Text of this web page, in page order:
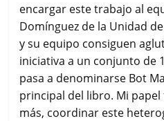
encargar este trabajo al
Domínguez de la Unidad
y su equipo consiguen
iniciativa a un conjunto de
pasa a denominarse Bot
principal del libro. Mi
más, coordinar este